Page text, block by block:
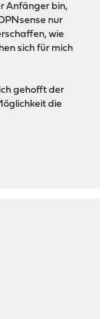
Anfänger bin,
nur
wie
sich für mich
gehofft der
die